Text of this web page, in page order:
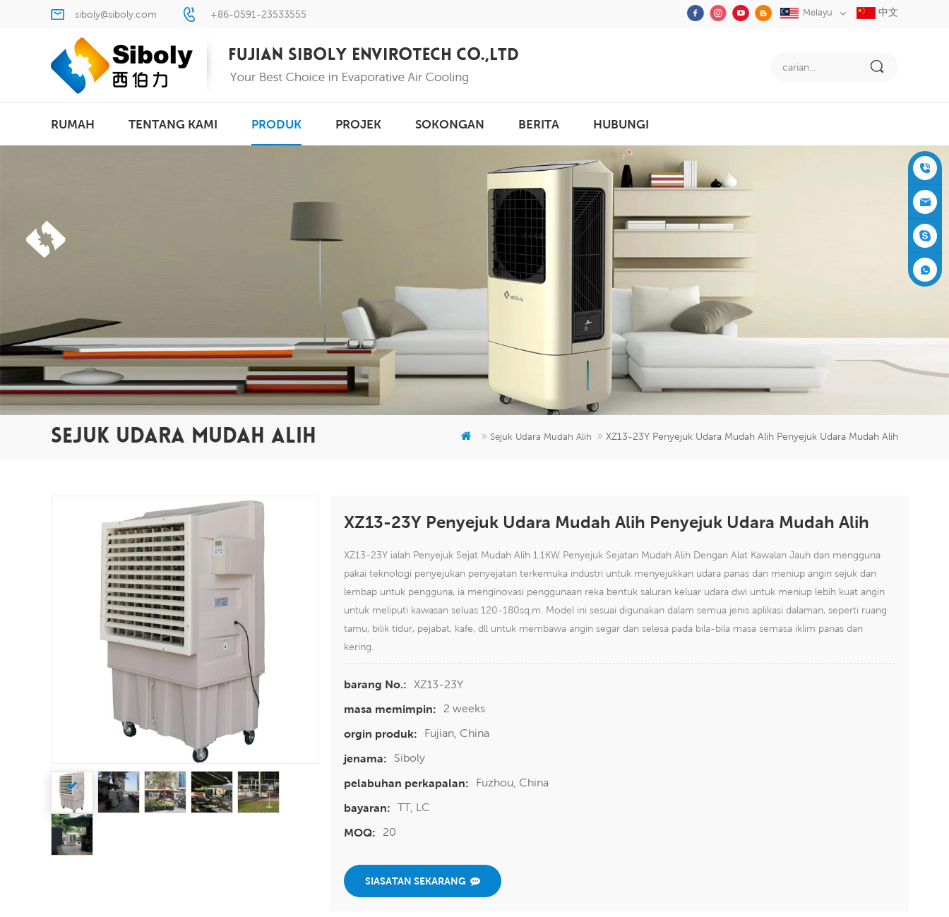
siboly@siboly.com +86-0591-23533555 Melayu 中文
RUMAH TENTANG KAMI PRODUK PROJEK SOKONGAN BERITA HUBUNGI
SEJUK UDARA MUDAH ALIH Sejuk Udara Mudah Alih XZ13-23Y Penyejuk Udara Mudah Alih Penyejuk Udara Mudah Alih
XZ13-23Y Penyejuk Udara Mudah Alih Penyejuk Udara Mudah Alih
XZ13-23Y ialah Penyejuk Sejat Mudah Alih 1.1KW Penyejuk Sejatan Mudah Alih Dengan Alat Kawalan Jauh dan mengguna
pakai teknologi penyejukan penyejatan terkemuka industri untuk menyejukkan udara panas dan meniup angin sejuk dan
lembap untuk pengguna, ia menginovasi penggunaan reka bentuk saluran keluar udara dwi untuk meniup lebih kuat angin
untuk meliputi kawasan seluas 120-180sq.m. Model ini sesuai digunakan dalam semua jenis aplikasi dalaman, seperti ruang
tamu, bilik tidur, pejabat, kafe, dll untuk membawa angin segar dan selesa pada bila-bila masa semasa iklim panas dan
kering.
barang No.:
XZ13-23Y
masa memimpin:
2 weeks
orgin produk:
Fujian, China
jenama:
Siboly
pelabuhan perkapalan:
Fuzhou, China
bayaran: TT, LC
MOQ:
20
SIASATAN SEKARANG
+86-05
91-2353
3555
siboly@s
iboly.co
evaporat
er
5951777